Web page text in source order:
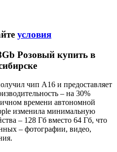
условия
Розовый купить в
чип А16 и предоставляет
– на 30%
времени автономной
изменила минимальную
– 128 Гб вместо 64 Гб, что
– фотографии, видео,